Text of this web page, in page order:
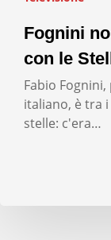
Fognini
con le
Fabio
italiano, è tra
stelle: c'era…